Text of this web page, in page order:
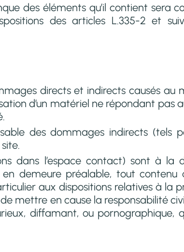
des éléments qu’il contient sera
des articles L.335-2 et
directs et indirects causés au
d’un matériel ne répondant pas
des dommages indirects (tels
dans l’espace contact) sont à la
demeure préalable, tout
aux dispositions relatives à la
mettre en cause la responsabilité
diffamant, ou pornographique,